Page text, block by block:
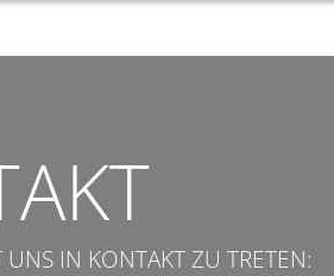
IN KONTAKT ZU TRETEN: